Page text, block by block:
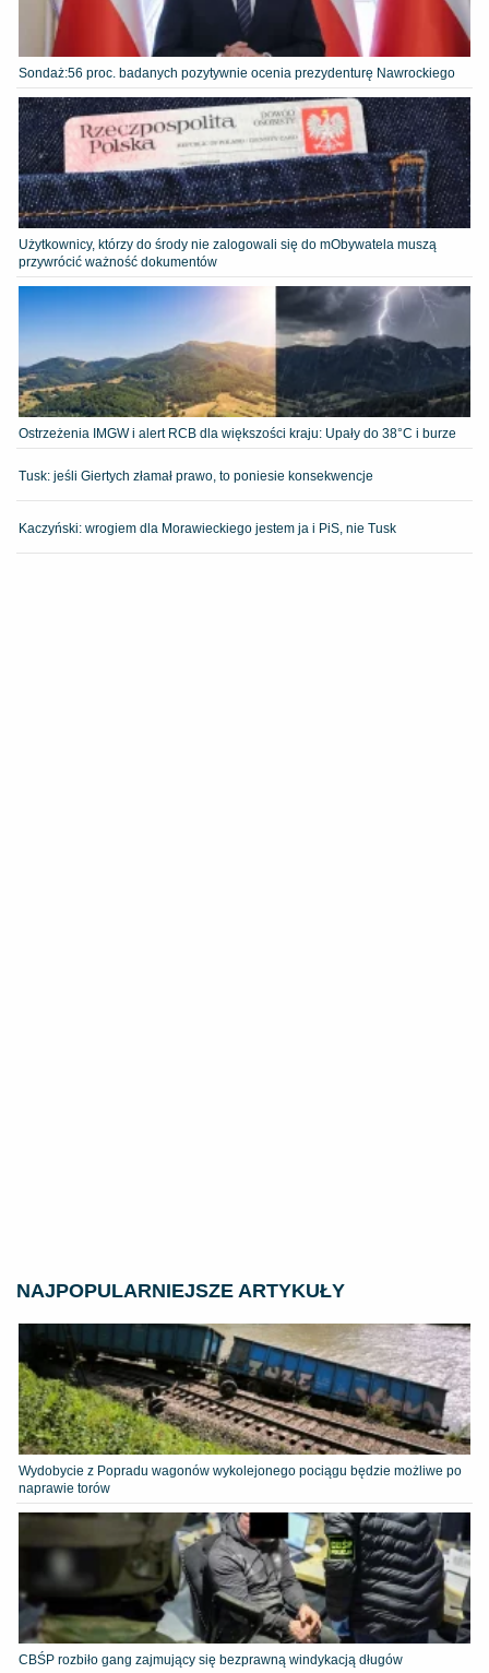
​Sondaż:56 proc. badanych pozytywnie ocenia prezydenturę Nawrockiego
Użytkownicy, którzy do środy nie zalogowali się do mObywatela muszą
przywrócić ważność dokumentów
Ostrzeżenia IMGW i alert RCB dla większości kraju: Upały do 38°C i burze
Tusk: jeśli Giertych złamał prawo, to poniesie konsekwencje
Kaczyński: wrogiem dla Morawieckiego jestem ja i PiS, nie Tusk
NAJPOPULARNIEJSZE ARTYKUŁY
Wydobycie z Popradu wagonów wykolejonego pociągu będzie możliwe po
naprawie torów
CBŚP rozbiło gang zajmujący się bezprawną windykacją długów